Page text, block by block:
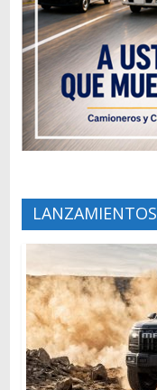
LANZAMIENTOS